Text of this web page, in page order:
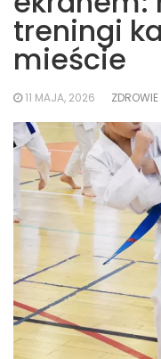
treningi
mieście
11 MAJA, 2026 ZDROWIE